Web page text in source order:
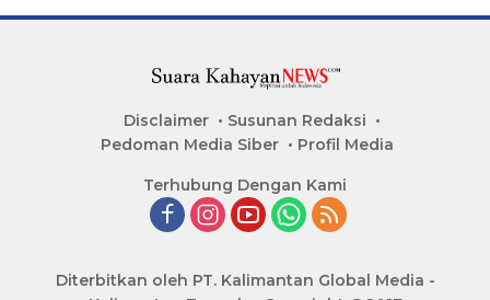
Disclaimer
Susunan Redaksi
Pedoman Media Siber
Profil Media
Terhubung Dengan Kami
Diterbitkan oleh PT. Kalimantan Global Media -